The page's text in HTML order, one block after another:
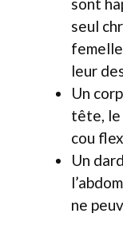
seul
leur
Un
tête, le
cou
Un
ne